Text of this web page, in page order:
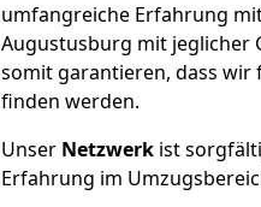
umfangreiche Erfahrung
Augustusburg mit jeglicher
somit garantieren, dass wir
finden werden.
Unser Netzwerk ist
Erfahrung im